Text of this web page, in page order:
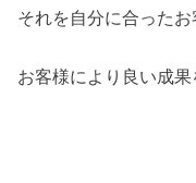
それを自分に合った
お客様により良い成